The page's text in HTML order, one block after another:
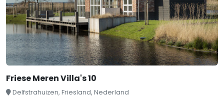
Friese Meren Villa's 10
Delfstrahuizen, Friesland, Nederland